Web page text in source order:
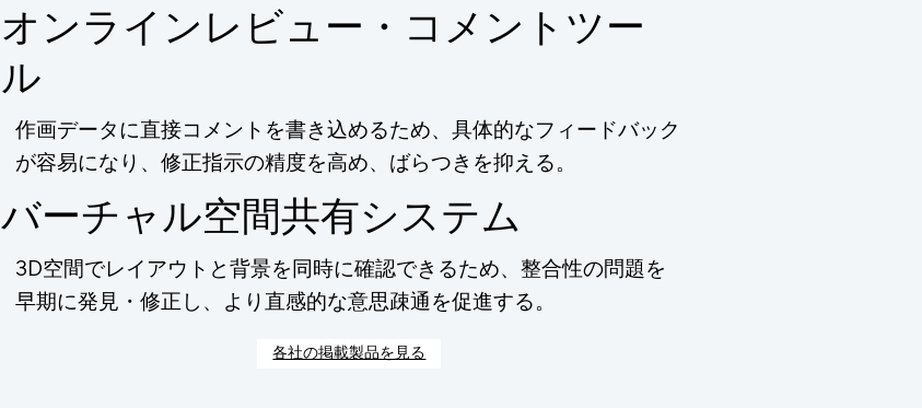
オンラインレビュー・コメントツー
ル
作画データに直接コメントを書き込めるため、具体的なフィードバック
が容易になり、修正指示の精度を高め、ばらつきを抑える。
バーチャル空間共有システム
3D空間でレイアウトと背景を同時に確認できるため、整合性の問題を
早期に発見・修正し、より直感的な意思疎通を促進する。
各社の掲載製品を見る